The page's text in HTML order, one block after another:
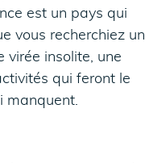
est un pays qui
vous recherchiez un
virée insolite, une
qui feront le
manquent.